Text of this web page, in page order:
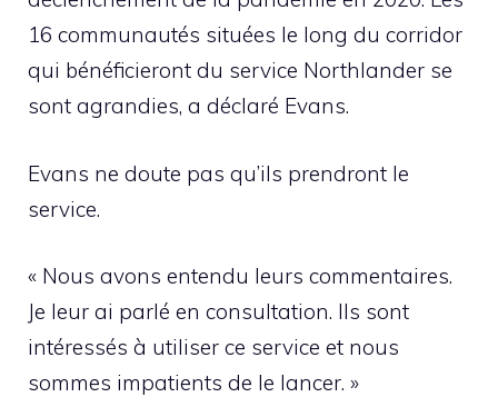
16 communautés situées le long du corridor
qui bénéficieront du service Northlander se
sont agrandies, a déclaré Evans.
Evans ne doute pas qu’ils prendront le
service.
« Nous avons entendu leurs commentaires.
Je leur ai parlé en consultation. Ils sont
intéressés à utiliser ce service et nous
sommes impatients de le lancer. »